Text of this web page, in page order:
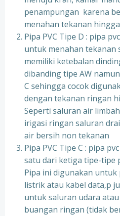
penampungan karena
menahan tekanan
Pipa PVC Tipe D : pipa
untuk menahan tekanan
memiliki ketebalan
dibanding tipe AW
C sehingga cocok
dengan tekanan ringan
Seperti saluran air
irigasi ringan saluran
air bersih non tekanan
Pipa PVC Tipe C : pipa
satu dari ketiga tipe-tipe
Pipa ini digunakan untuk
listrik atau kabel data,p
untuk saluran udara
buangan ringan (tidak